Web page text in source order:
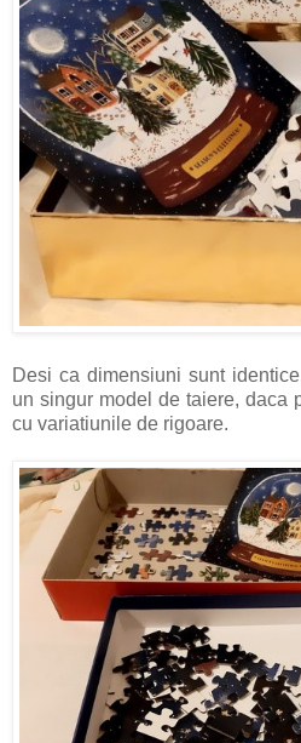
Desi ca dimensiuni sunt
un singur model de taiere, daca
cu variatiunile de rigoare.